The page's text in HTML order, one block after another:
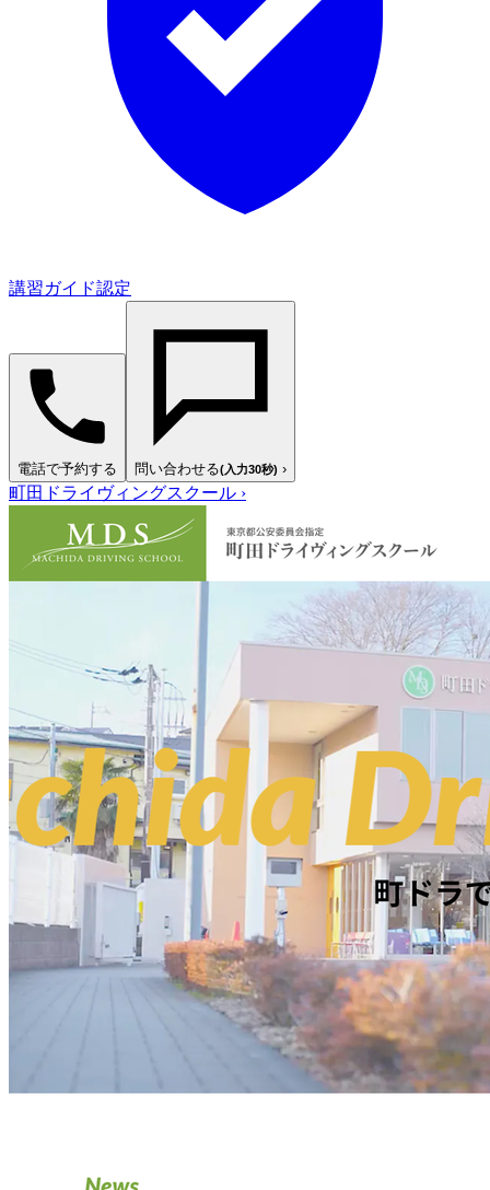
講習ガイド認定
電話で予約する 問い合わせる(入力30秒) ›
町田ドライヴィングスクール ›